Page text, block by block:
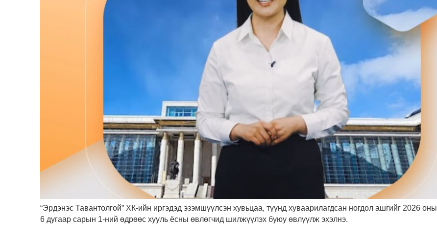
“Эрдэнэс Тавантолгой” ХК-ийн иргэдэд эзэмшүүлсэн хувьцаа, түүнд хуваарилагдсан ногдол ашгийг 2026 оны
6 дугаар сарын 1-ний өдрөөс хууль ёсны өвлөгчид шилжүүлэх буюу өвлүүлж эхэлнэ.